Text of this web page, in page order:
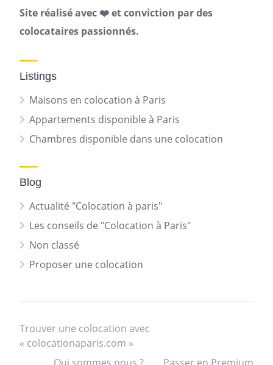
Site réalisé avec ❤️ et conviction par des
colocataires passionnés.
Listings
Maisons en colocation à Paris
Appartements disponible à Paris
Chambres disponible dans une colocation
Blog
Actualité "Colocation à paris"
Les conseils de "Colocation à Paris"
Non classé
Proposer une colocation
Trouver une colocation avec
« colocationaparis.com »